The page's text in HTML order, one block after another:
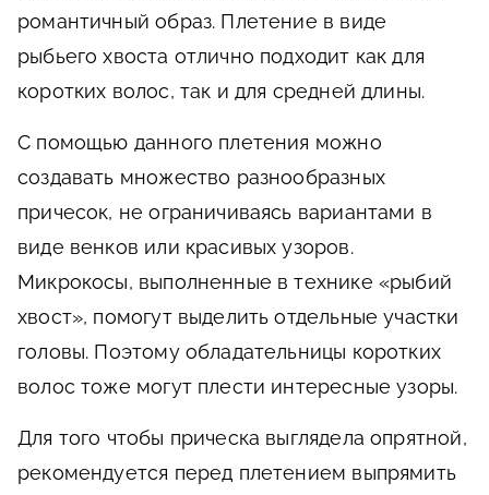
романтичный образ. Плетение в виде
рыбьего хвоста отлично подходит как для
коротких волос, так и для средней длины.
С помощью данного плетения можно
создавать множество разнообразных
причесок, не ограничиваясь вариантами в
виде венков или красивых узоров.
Микрокосы, выполненные в технике «рыбий
хвост», помогут выделить отдельные участки
головы. Поэтому обладательницы коротких
волос тоже могут плести интересные узоры.
Для того чтобы прическа выглядела опрятной,
рекомендуется перед плетением выпрямить